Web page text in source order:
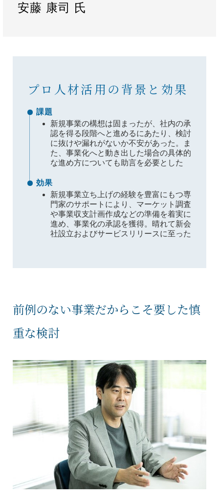
安藤 康司 氏
プロ人材活用の背景と効果
課題
新規事業の構想は固まったが、社内の承
認を得る段階へと進めるにあたり、検討
に抜けや漏れがないか不安があった。ま
た、事業化へと動き出した場合の具体的
な進め方についても助言を必要とした
効果
新規事業立ち上げの経験を豊富にもつ専
門家のサポートにより、マーケット調査
や事業収支計画作成などの準備を着実に
進め、事業化の承認を獲得。晴れて新会
社設立およびサービスリリースに至った
前例のない事業だからこそ要した慎
重な検討